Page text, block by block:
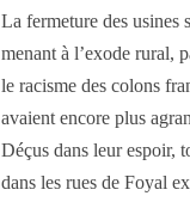
La fermeture des usines
menant à l’exode rural,
le racisme des colons
avaient encore plus
Déçus dans leur espoir,
dans les rues de Foyal